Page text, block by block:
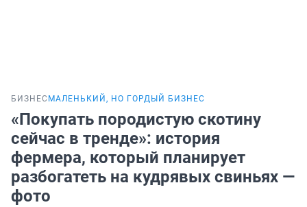
БИЗНЕС МАЛЕНЬКИЙ, НО ГОРДЫЙ БИЗНЕС
«Покупать породистую скотину
сейчас в тренде»: история
фермера, который планирует
разбогатеть на кудрявых свиньях —
фото